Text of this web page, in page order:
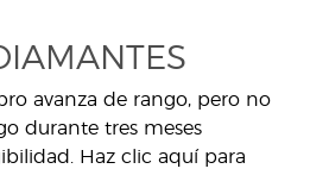
avanza de rango, pero no
durante tres meses
Haz clic aquí para